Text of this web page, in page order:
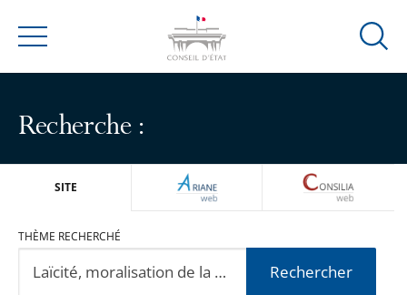
Menu
Ouvrir
Recherche :
SITE ARIANEWEB
THÈME RECHERCHÉ
Rechercher